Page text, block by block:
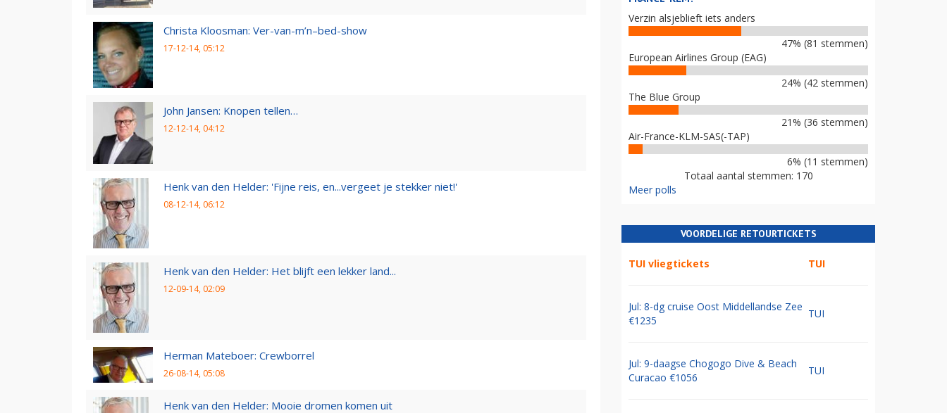
Christa Kloosman: Ver-van-m’n–bed-show
17-12-14, 05:12
John Jansen: Knopen tellen…
12-12-14, 04:12
Henk van den Helder: 'Fijne reis, en...vergeet je stekker niet!'
08-12-14, 06:12
Henk van den Helder: Het blijft een lekker land...
12-09-14, 02:09
Herman Mateboer: Crewborrel
26-08-14, 05:08
Henk van den Helder: Mooie dromen komen uit
Verzin alsjeblieft iets anders
47% (81 stemmen)
European Airlines Group (EAG)
24% (42 stemmen)
The Blue Group
21% (36 stemmen)
Air-France-KLM-SAS(-TAP)
6% (11 stemmen)
Totaal aantal stemmen: 170
Meer polls
VOORDELIGE RETOURTICKETS
TUI vliegtickets TUI
Jul: 8-dg cruise Oost Middellandse Zee
€1235
TUI
Jul: 9-daagse Chogogo Dive & Beach
Curacao €1056
TUI